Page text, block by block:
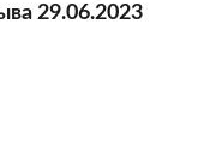
29.06.2023